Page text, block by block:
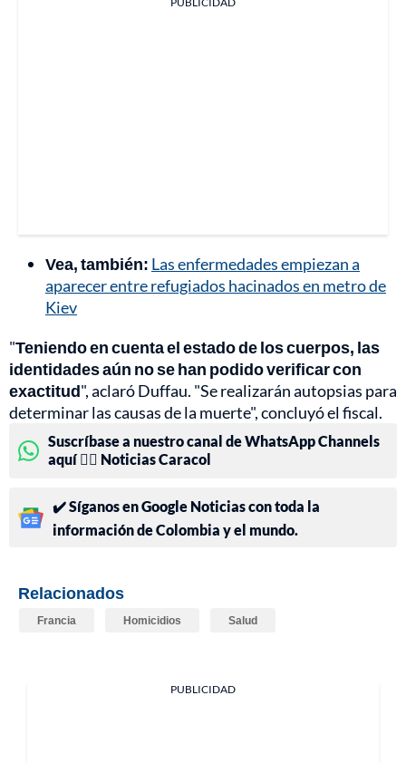
Vea, también: Las enfermedades empiezan a
aparecer entre refugiados hacinados en metro de
Kiev
"Teniendo en cuenta el estado de los cuerpos, las
identidades aún no se han podido verificar con
exactitud", aclaró Duffau. "Se realizarán autopsias para
determinar las causas de la muerte", concluyó el fiscal.
Suscríbase a nuestro canal de WhatsApp Channels
aquí 👉🏻 Noticias Caracol
✔️ Síganos en Google Noticias con toda la
información de Colombia y el mundo.
Relacionados
Francia Homicidios Salud
PUBLICIDAD